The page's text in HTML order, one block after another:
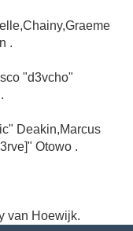
.
"d3vcho"
Deakin,Marcus
Otowo .
van Hoewijk.